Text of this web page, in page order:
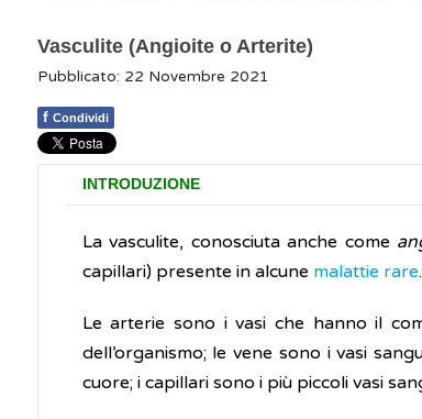
Vasculite (Angioite o Arterite)
Pubblicato: 22 Novembre 2021
f Condividi
INTRODUZIONE
La vasculite, conosciuta anche come
capillari) presente in alcune malattie rare.
Le arterie sono i vasi che hanno il
dell’organismo; le vene sono i vasi
cuore; i capillari sono i più piccoli vasi